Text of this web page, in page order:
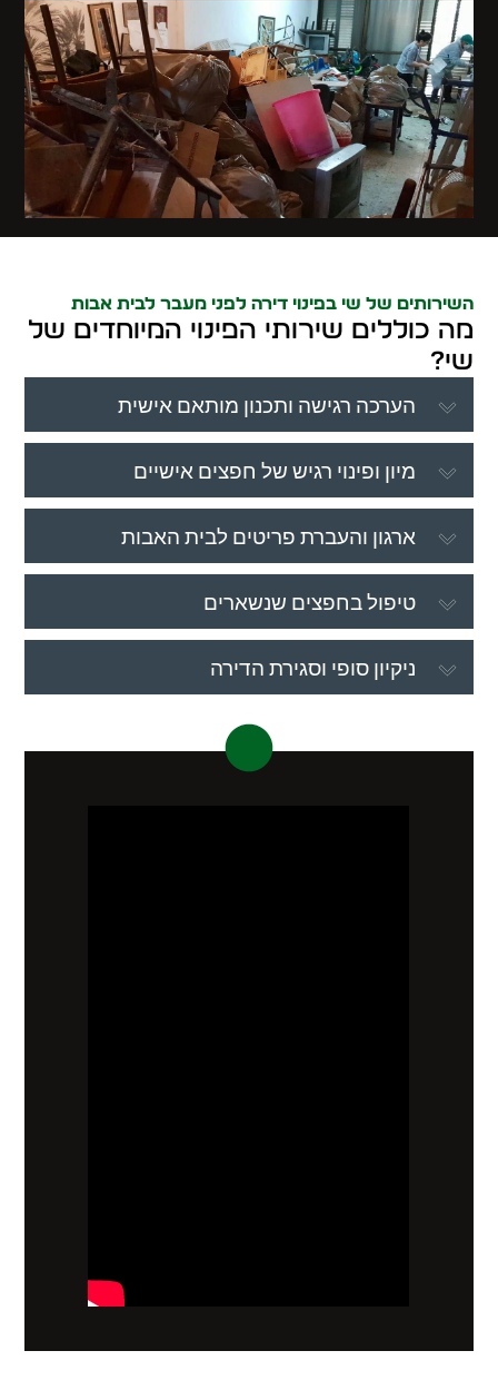
השירותים של שי בפינוי דירה לפני מעבר לבית אבות
מה כוללים שירותי הפינוי המיוחדים של
שי?
הערכה רגישה ותכנון מותאם אישית
מיון ופינוי רגיש של חפצים אישיים
ארגון והעברת פריטים לבית האבות
טיפול בחפצים שנשארים
ניקיון סופי וסגירת הדירה